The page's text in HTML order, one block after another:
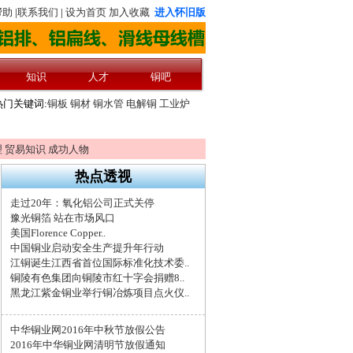
贸易知识 成功人物
热点透视